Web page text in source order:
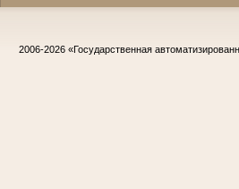
2006-2026 «Государственная